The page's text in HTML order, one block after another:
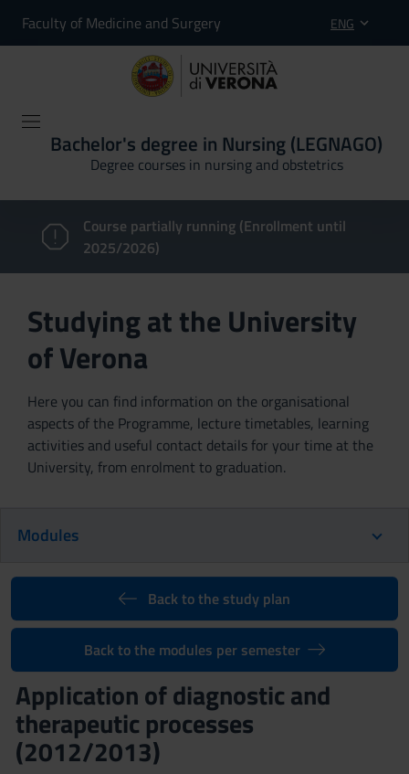
Faculty of Medicine and Surgery ENG
Bachelor's degree in Nursing (LEGNAGO)
Degree courses in nursing and obstetrics
Course partially running (Enrollment until
2025/2026)
Studying at the University
of Verona
Here you can find information on the organisational
aspects of the Programme, lecture timetables, learning
activities and useful contact details for your time at the
University, from enrolment to graduation.
Modules
Back to the study plan
Back to the modules per semester
Application of diagnostic and
therapeutic processes
(2012/2013)